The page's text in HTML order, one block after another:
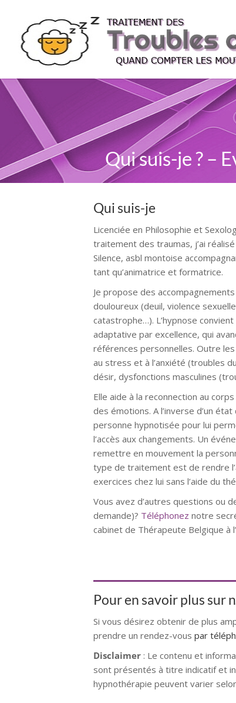
Qui suis-je ? –
Qui suis-je
Licenciée en Philosophie et
traitement des traumas, j’ai
Silence, asbl montoise
tant qu’animatrice et formatrice.
Je propose des
douloureux (deuil, violence
catastrophe…). L’hypnose
adaptative par excellence, qui
références personnelles. Outre
au stress et à l’anxiété (troubles
désir, dysfonctions masculines
Elle aide à la reconnection au
des émotions. A l’inverse d’un
personne hypnotisée pour lui
l’accès aux changements. Un
remettre en mouvement la
type de traitement est de rendre
exercices chez lui sans l’aide du
Vous avez d’autres questions ou
demande)? Téléphonez notre
cabinet de Thérapeute Belgique à
Pour en savoir plus sur
Si vous désirez obtenir de plus
prendre un rendez-vous par
Disclaimer : Le contenu et
sont présentés à titre indicatif et
hypnothérapie peuvent varier